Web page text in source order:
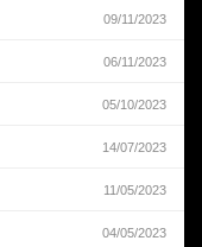
09/11/2023
06/11/2023
05/10/2023
14/07/2023
11/05/2023
04/05/2023